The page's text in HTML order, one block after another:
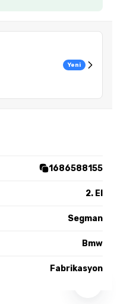
Yeni
1686588155
2. El
Segman
Bmw
Fabrikasyon